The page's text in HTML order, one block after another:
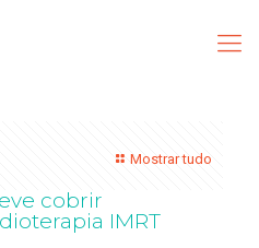
Mostrar tudo
cobrir
IMRT